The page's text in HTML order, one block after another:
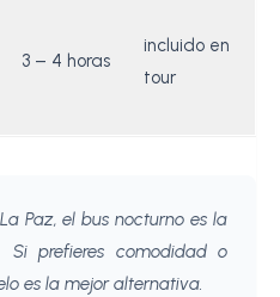
3 – 4 horas
incluido en
tour
Paz, el bus nocturno es la
Si prefieres comodidad o
es la mejor alternativa.